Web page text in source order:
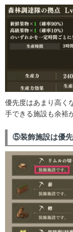
優先度はあまり高く
手できる施設も余裕
⑤装飾施設は優